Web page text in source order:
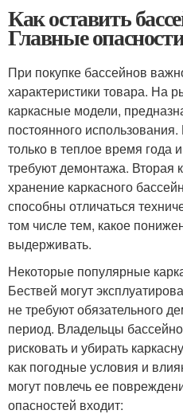
Как оставить
Главные
При покупке бассейнов
характеристики товара. На
каркасные модели,
постоянного
только в теплое время года
требуют демонтажа. Вторая
хранение каркасного
способны отличаться
том числе тем, какое
выдерживать.
Некоторые популярные
Бествей могут
не требуют обязательного
период. Владельцы
рисковать и убирать
как погодные условия и
могут повлечь ее
опасностей входит: